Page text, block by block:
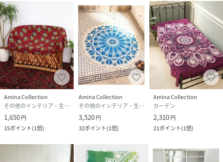
Amina Collection
その他のインテリア・生活雑貨
1,650円
15ポイント(1倍)
Amina Collection
その他のインテリア・生活雑貨
3,520円
32ポイント(1倍)
Amina Collection
カーテン
2,310円
21ポイント(1倍)